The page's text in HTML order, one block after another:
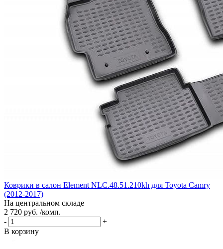
Коврики в салон Element NLC.48.51.210kh для Toyota Camry
(2012-2017)
На центральном складе
2 720 руб. /комп.
-
+
В корзину